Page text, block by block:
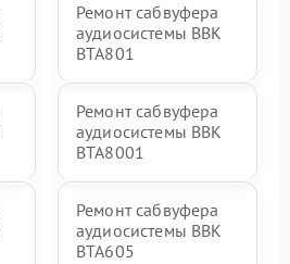
Ремонт сабвуфера
аудиосистемы BBK
BTA801
Ремонт сабвуфера
аудиосистемы BBK
BTA8001
Ремонт сабвуфера
аудиосистемы BBK
BTA605